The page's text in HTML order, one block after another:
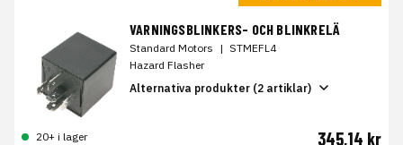
VARNINGSBLINKERS- OCH BLINKRELÄ
Standard Motors | STMEFL4
Hazard Flasher
Alternativa produkter (2 artiklar)
20+ i lager 345,14 kr